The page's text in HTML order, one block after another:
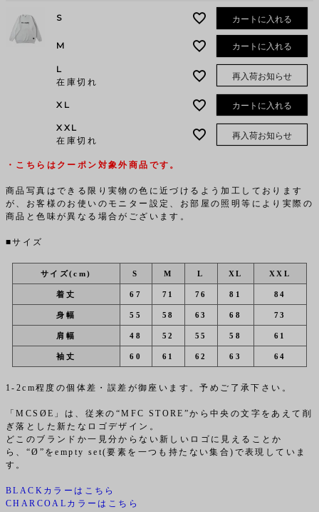
S カートに入れる
M カートに入れる
L
在庫切れ
再入荷お知らせ
XL カートに入れる
XXL
在庫切れ
再入荷お知らせ
・こちらはクーポン対象外商品です。
商品写真はできる限り実物の色に近づけるよう加工しております
が、お客様のお使いのモニター設定、お部屋の照明等により実際の
商品と色味が異なる場合がございます。
■サイズ
サイズ(cm) S M L XL XXL
着丈 67 71 76 81 84
身幅 55 58 63 68 73
肩幅 48 52 55 58 61
袖丈 60 61 62 63 64
1-2cm程度の個体差・誤差が御座います。予めご了承下さい。
「MCSØE」は、従来の“MFC STORE”から中央の文字をあえて削
ぎ落とした新たなロゴデザイン。
どこのブランドか一見分からない新しいロゴに見えることか
ら、“Ø”をempty set(要素を一つも持たない集合)で表現していま
す。
BLACKカラーはこちら
CHARCOALカラーはこちら